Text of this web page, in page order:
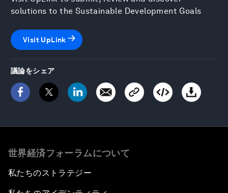
solutions to the Sustainable Development Goals
Visit UpLink
議論をシェア
世界経済フォーラムについて
私たちのストラテジー